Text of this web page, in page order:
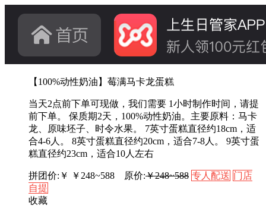
【100%动性奶油】莓满马卡龙蛋糕
当天2点前下单可现做，我们需要 1小时制作时间，请提
前下单。 保质期2天，100%动性奶油。主要原料：马卡
龙、原味坯子、时令水果。 7英寸蛋糕直径约18cm，适
合4-6人。 8英寸蛋糕直径约20cm，适合7-8人。 9英寸蛋
糕直径约23cm，适合10人左右
拼团价:￥ ￥ 248~588 原价:￥248~588 专人配送 门店
自提
收藏